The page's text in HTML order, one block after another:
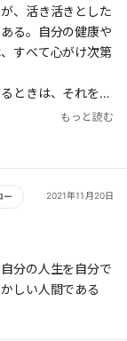
、活き活きとした
る。自分の健康や
すべて心がけ次第
ときは、それを口
それで心が消極的
。たとえ昔から信
。
くまでも創造的に
もっと読む
ー 2021年11月20日
分の人生を自分で
しい人間である